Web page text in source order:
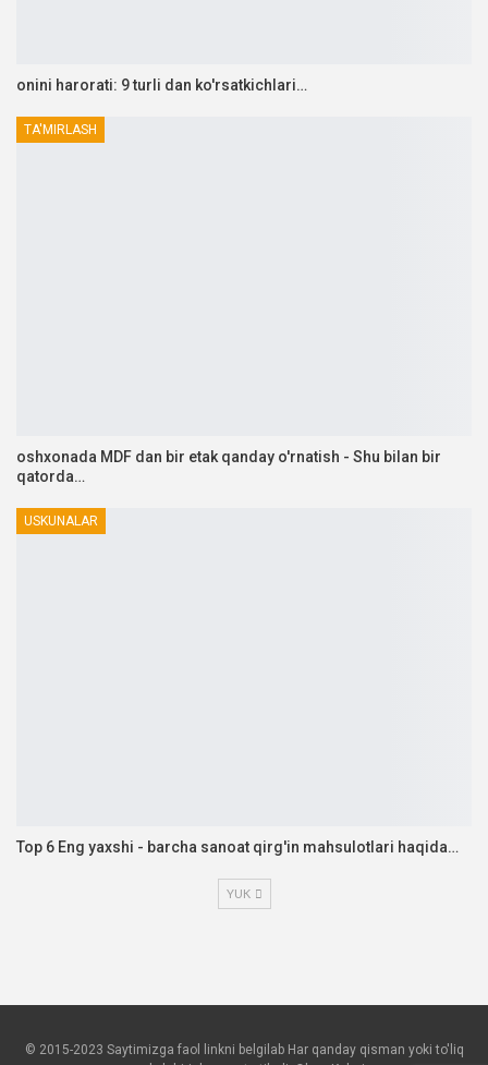
onini harorati: 9 turli dan ko'rsatkichlari…
TA'MIRLASH
oshxonada MDF dan bir etak qanday o'rnatish - Shu bilan bir
qatorda…
USKUNALAR
Top 6 Eng yaxshi - barcha sanoat qirg'in mahsulotlari haqida…
YUK
© 2015-2023 Saytimizga faol linkni belgilab Har qanday qisman yoki to'liq